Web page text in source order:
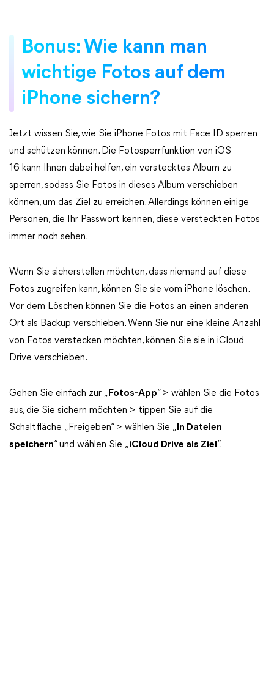
Bonus: Wie kann man
wichtige Fotos auf dem
iPhone sichern?
Jetzt wissen Sie, wie Sie iPhone Fotos mit Face ID sperren
und schützen können. Die Fotosperrfunktion von iOS
16 kann Ihnen dabei helfen, ein verstecktes Album zu
sperren, sodass Sie Fotos in dieses Album verschieben
können, um das Ziel zu erreichen. Allerdings können einige
Personen, die Ihr Passwort kennen, diese versteckten Fotos
immer noch sehen.
Wenn Sie sicherstellen möchten, dass niemand auf diese
Fotos zugreifen kann, können Sie sie vom iPhone löschen.
Vor dem Löschen können Sie die Fotos an einen anderen
Ort als Backup verschieben. Wenn Sie nur eine kleine Anzahl
von Fotos verstecken möchten, können Sie sie in iCloud
Drive verschieben.
Gehen Sie einfach zur „ Fotos-App“ > wählen Sie die Fotos
aus, die Sie sichern möchten > tippen Sie auf die
Schaltfläche „Freigeben“ > wählen Sie „ In Dateien
speichern“ und wählen Sie „iCloud Drive als Ziel “.